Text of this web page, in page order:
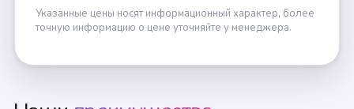
Указанные цены носят информационный характер, более
точную информацию о цене уточняйте у менеджера.